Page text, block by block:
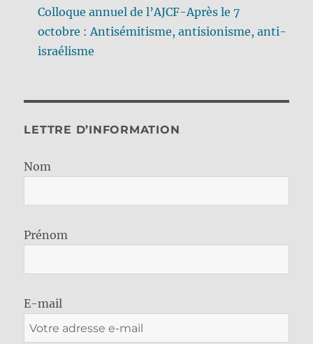
Colloque annuel de l’AJCF-Après le 7
octobre : Antisémitisme, antisionisme, anti-
israélisme
LETTRE D’INFORMATION
Nom
Prénom
E-mail